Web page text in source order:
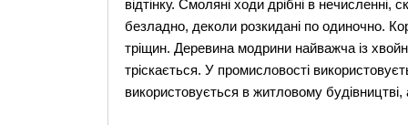
відтінку. Смоляні ходи дрібні в нечисленні,
безладно, деколи розкидані по одиночно.
тріщин. Деревина модрини найважча із
тріскається. У промисловості
використовується в житловому